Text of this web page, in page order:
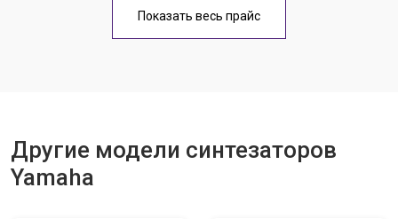
Замена клавиш и уплотнителей от 1000 ₽
Чистка и профилактика
Прошивка (Обновление ПО) от 1000 ₽ Заказать
Замена экрана
Показать весь прайс
Другие модели синтезаторов
Yamaha